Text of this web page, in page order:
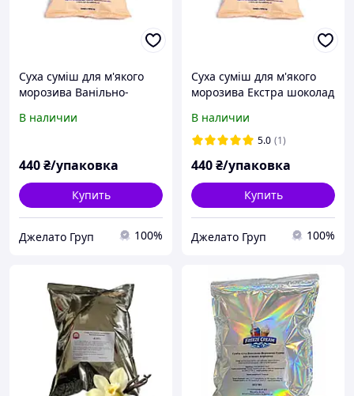
Суха суміш для м'якого
морозива Ванільно-
В наличии
440₴/упаковка
Купить
Джелато Груп 100%
Суха суміш для м'якого
морозива Екстра шоколад
В наличии
5.0 (1)
440₴/упаковка
Купить
Джелато Груп 100%